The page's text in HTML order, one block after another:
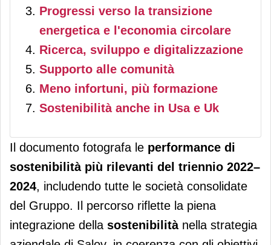
Progressi verso la transizione
energetica e l'economia circolare
Ricerca, sviluppo e digitalizzazione
Supporto alle comunità
Meno infortuni, più formazione
Sostenibilità anche in Usa e Uk
Il documento fotografa le performance di
sostenibilità più rilevanti del triennio 2022–
2024, includendo tutte le società consolidate
del Gruppo. Il percorso riflette la piena
integrazione della sostenibilitànella strategia